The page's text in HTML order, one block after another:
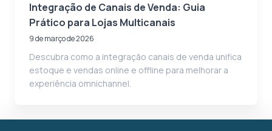
Integração de Canais de Venda: Guia
Prático para Lojas Multicanais
9 de março de 2026
Descubra como a integração canais de venda unifica
estoque e vendas online e offline para melhorar a
experiência omnichannel.